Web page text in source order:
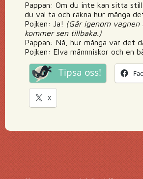
Pappan: Om du inte kan sitta
du väl ta och räkna hur många
Pojken: Ja! (Går igenom vagnen
kommer sen tillbaka.)
Pappan: Nå, hur många var det
Pojken: Elva männniskor och en
Tipsa oss!
X